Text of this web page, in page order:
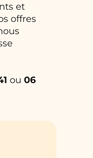
et
offres
ou 06